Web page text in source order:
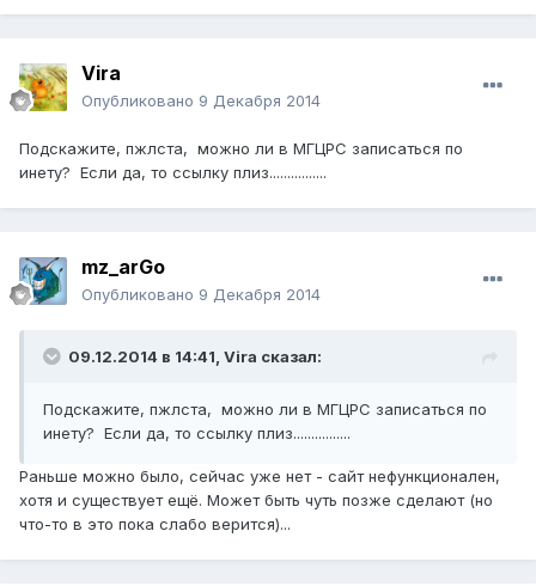
Vira
Опубликовано 9 Декабря 2014
Подскажите, пжлста, можно ли в МГЦРС записаться по
инету? Если да, то ссылку плиз................
mz_arGo
Опубликовано 9 Декабря 2014
09.12.2014 в 14:41, Vira сказал:
Подскажите, пжлста, можно ли в МГЦРС записаться по
инету? Если да, то ссылку плиз................
Раньше можно было, сейчас уже нет - сайт нефункционален,
хотя и существует ещё. Может быть чуть позже сделают (но
что-то в это пока слабо верится)...